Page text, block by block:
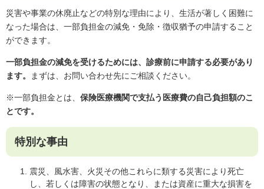
災害や事業の休廃止などの特別な理由により、生活が著しく困難に
なった場合は、一部負担金の減免・免除・徴収猶予の申請すること
ができます。
一部負担金の減免を受けるためには、診療前に申請する必要があり
ます。
まずは、お問い合わせ先にご相談ください。
※一部負担金とは、 保険医療機関で支払う医療費の自己負担額のこ
とです。
特別な事由
震災、風水害、火災その他これらに類する災害により死亡
し、若しくは障害の状態となり、または資産に重大な損害を